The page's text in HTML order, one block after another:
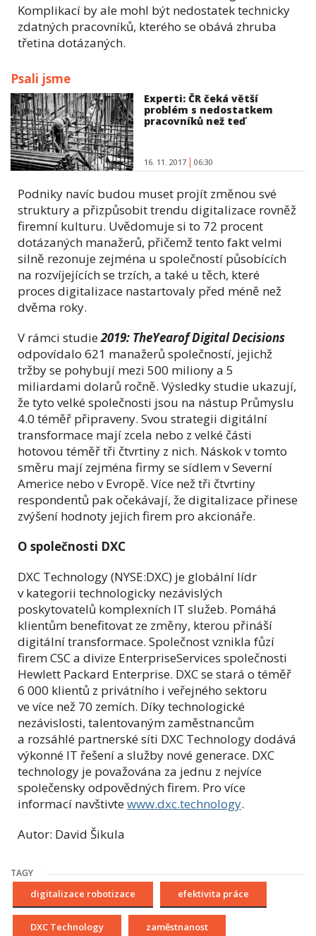
Komplikací by ale mohl být nedostatek technicky
zdatných pracovníků, kterého se obává zhruba
třetina dotázaných.
Psali jsme
Experti: ČR čeká větší
problém s nedostatkem
pracovníků než teď
16. 11. 2017 06:30
Podniky navíc budou muset projít změnou své
struktury a přizpůsobit trendu digitalizace rovněž
firemní kulturu. Uvědomuje si to 72 procent
dotázaných manažerů, přičemž tento fakt velmi
silně rezonuje zejména u společností působících
na rozvíjejících se trzích, a také u těch, které
proces digitalizace nastartovaly před méně než
dvěma roky.
V rámci studie2019: TheYearof Digital Decisions
odpovídalo 621 manažerů společností, jejichž
tržby se pohybují mezi 500 miliony a 5
miliardami dolarů ročně. Výsledky studie ukazují,
že tyto velké společnosti jsou na nástup Průmyslu
4.0 téměř připraveny. Svou strategii digitální
transformace mají zcela nebo z velké části
hotovou téměř tři čtvrtiny z nich. Náskok v tomto
směru mají zejména firmy se sídlem v Severní
Americe nebo v Evropě. Více než tři čtvrtiny
respondentů pak očekávají, že digitalizace přinese
zvýšení hodnoty jejich firem pro akcionáře.
O společnosti DXC
DXC Technology (NYSE:DXC) je globální lídr
v kategorii technologicky nezávislých
poskytovatelů komplexních IT služeb. Pomáhá
klientům benefitovat ze změny, kterou přináší
digitální transformace. Společnost vznikla fůzí
firem CSC a divize EnterpriseServices společnosti
Hewlett Packard Enterprise. DXC se stará o téměř
6 000 klientů z privátního i veřejného sektoru
ve více než 70 zemích. Díky technologické
nezávislosti, talentovaným zaměstnancům
a rozsáhlé partnerské síti DXC Technology dodává
výkonné IT řešení a služby nové generace. DXC
technology je považována za jednu z nejvíce
společensky odpovědných firem. Pro více
informací navštivtewww.dxc.technology.
Autor: David Šikula
TAGY
digitalizace robotizace efektivita práce
DXC Technology zaměstnanost